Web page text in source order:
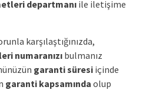
departmanıile iletişime
karşılaştığınızda,
numaranızıbulmanız
garanti süresiiçinde
garanti kapsamında olup